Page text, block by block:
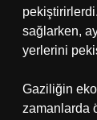
sağlarken,
yerlerini
Gaziliğin
zamanlarda